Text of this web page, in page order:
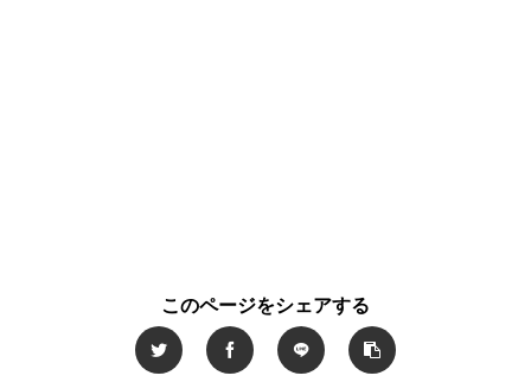
このページをシェアする